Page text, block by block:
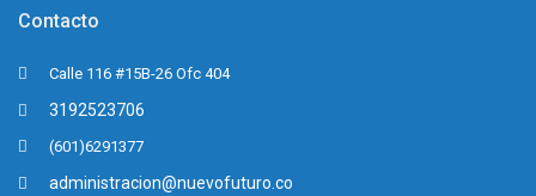
Contacto
Calle 116 #15B-26 Ofc 404
3192523706
(601)6291377
administracion@nuevofuturo.co